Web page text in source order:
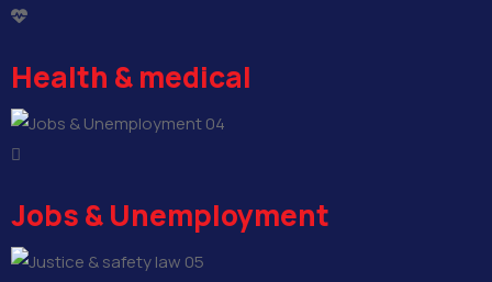
Health & medical
04
Jobs & Unemployment
05